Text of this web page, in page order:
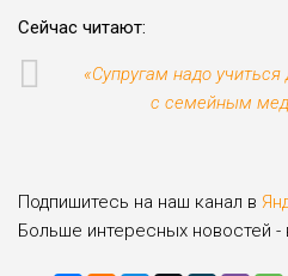
Сейчас читают:
«Супругам надо
с семейным
Подпишитесь на наш канал в
Больше интересных новостей